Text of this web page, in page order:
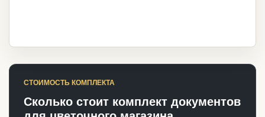
СТОИМОСТЬ КОМПЛЕКТА
Сколько стоит комплект документов